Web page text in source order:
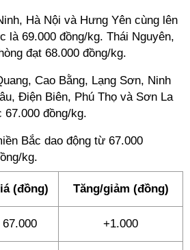
Hà Nội và Hưng Yên cùng lên
là 69.000 đồng/kg. Thái Nguyên,
đạt 68.000 đồng/kg.
Cao Bằng, Lạng Sơn, Ninh
Điện Biên, Phú Thọ và Sơn La
đồng/kg.
Bắc dao động từ 67.000
kg.
(đồng) Tăng/giảm (đồng)
67.000 +1.000